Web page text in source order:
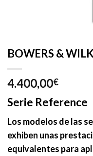
BOWERS &
4.400,00€
Serie Reference
Los modelos de las
exhiben unas
equivalentes para